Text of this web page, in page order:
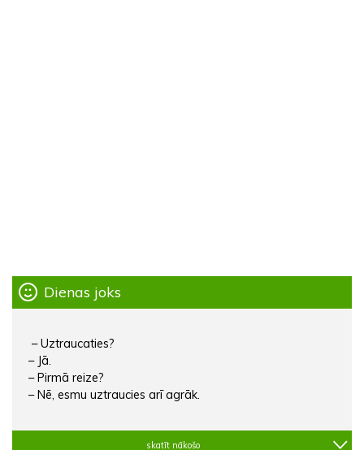
Dienas joks
– Uztraucaties?
– Jā.
– Pirmā reize?
– Nē, esmu uztraucies arī agrāk.
skatīt nākošo